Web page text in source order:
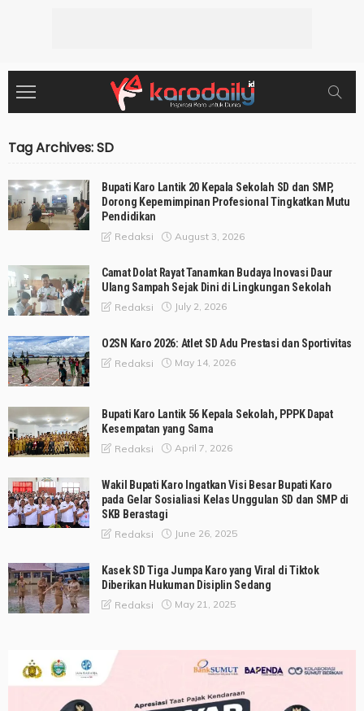
Tag Archives: SD
Bupati Karo Lantik 20 Kepala Sekolah SD dan SMP,
Dorong Kepemimpinan Profesional Tingkatkan Mutu
Pendidikan
Redaksi August 3, 2026
Camat Dolat Rayat Tanamkan Budaya Inovasi Daur
Ulang Sampah Sejak Dini di Lingkungan Sekolah
Redaksi July 2, 2026
O2SN Karo 2026: Atlet SD Adu Prestasi dan Sportivitas
Redaksi May 14, 2026
Bupati Karo Lantik 56 Kepala Sekolah, PPPK Dapat
Kesempatan yang Sama
Redaksi April 7, 2026
Wakil Bupati Karo Ingatkan Visi Besar Bupati Karo
pada Gelar Sosialiasi Kelas Unggulan SD dan SMP di
SKB Berastagi
Redaksi June 26, 2025
Kasek SD Tiga Jumpa Karo yang Viral di Tiktok
Diberikan Hukuman Disiplin Sedang
Redaksi May 21, 2025